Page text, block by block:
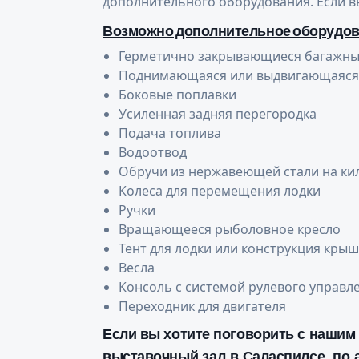
Возможно дополнительное
Герметично закрывающиеся
Поднимающаяся или выдвигающаяся
Боковые поплавки
Усиленная задняя перегородка
Подача топлива
Водоотвод
Обручи из нержавеющей стали на
Колеса для перемещения лодки
Ручки
Вращающееся рыболовное кресло
Тент для лодки или конструкция
Весла
Консоль с системой рулевого
Переходник для двигателя
Если вы хотите поговорить с